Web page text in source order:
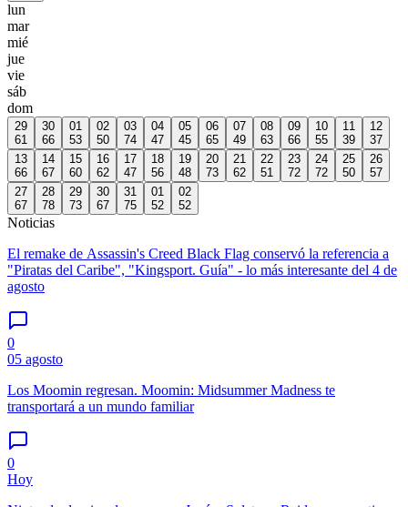
lun
mar
mié
jue
vie
sáb
dom
29
61
30
66
01
53
02
50
03
74
04
47
05
45
06
65
07
49
08
63
09
66
10
55
11
39
12
37
13
66
14
67
15
60
16
62
17
47
18
56
19
48
20
73
21
62
22
51
23
72
24
72
25
50
26
57
27
67
28
78
29
73
30
67
31
75
01
52
02
52
Noticias
El remake de Assassin's Creed Black Flag conservó la referencia a
"Piratas del Caribe", "Kingsport. Guía" - lo más interesante del 4 de
agosto
0
05 agosto
Los Moomin regresan. Moomin: Midsummer Madness te
transportará a un mundo familiar
0
Hoy